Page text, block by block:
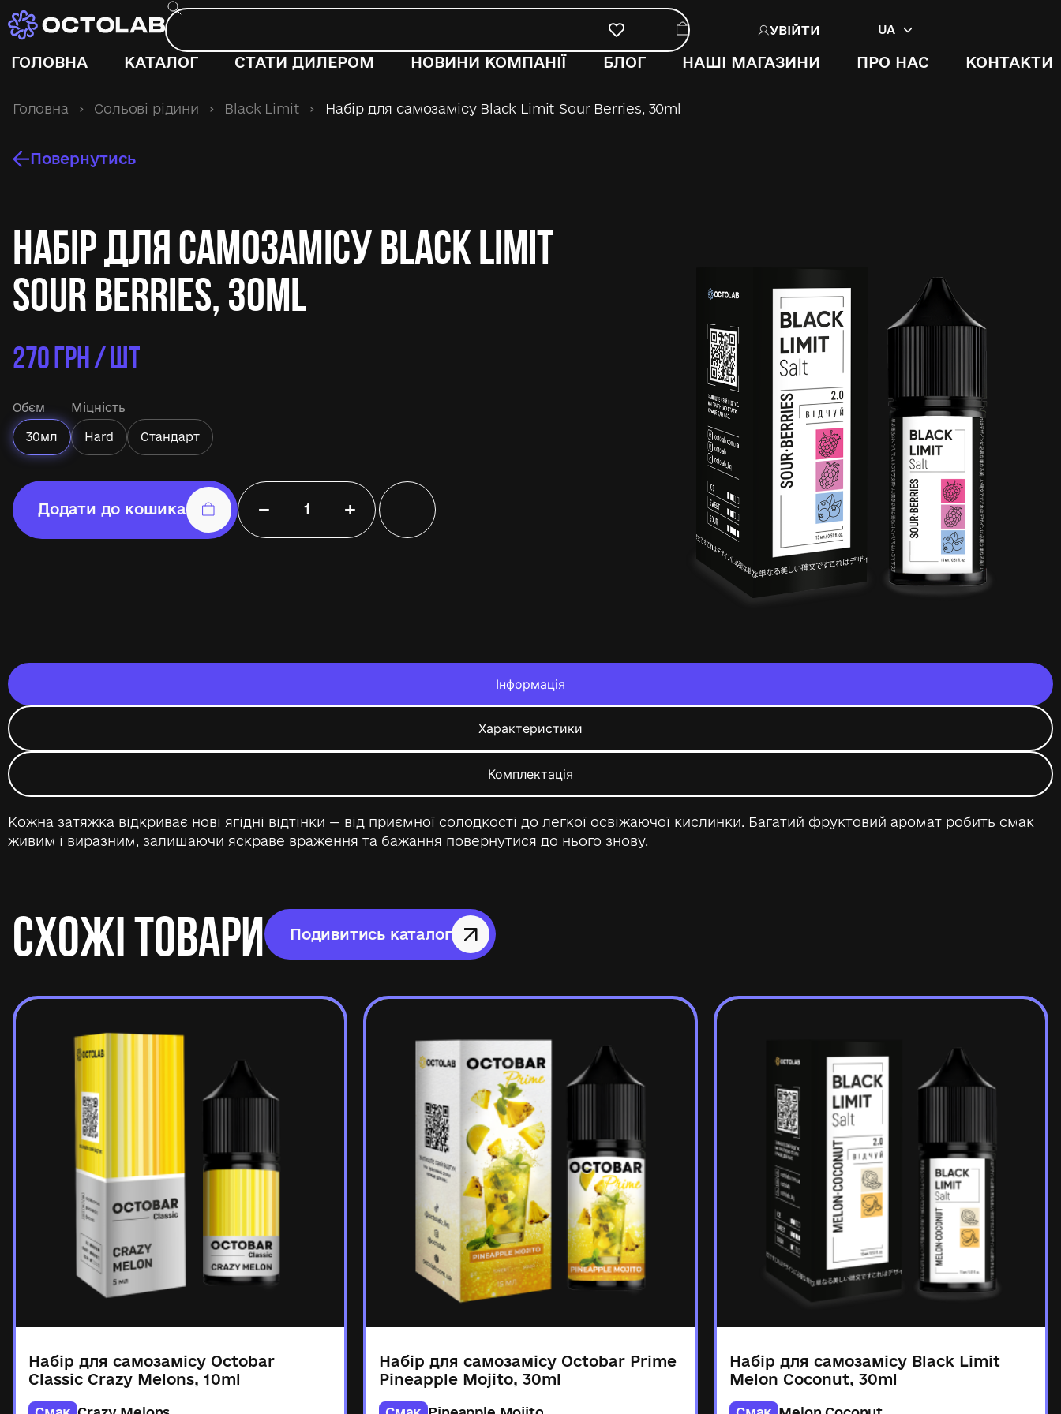
УВІЙТИ UA
ГОЛОВНА КАТАЛОГ СТАТИ ДИЛЕРОМ НОВИНИ КОМПАНІЇ БЛОГ НАШІ МАГАЗИНИ ПРО НАС КОНТАКТИ
Головна › Сольові рідини › Black Limit › Набір для самозамісу Black Limit Sour Berries, 30ml
Повернутись
Набір для самозамісу Black Limit
Sour Berries, 30ml
270ГРН / ШТ
Обєм
30мл
Міцність
Hard Стандарт
− +
Додати до кошика
Інформація
Характеристики
Комплектація
Кожна затяжка відкриває нові ягідні відтінки — від приємної солодкості до легкої освіжаючої кислинки. Багатий фруктовий аромат робить смак
живим і виразним, залишаючи яскраве враження та бажання повернутися до нього знову.
СХОЖІ ТОВАРИ Подивитись каталог
Набір для самозамісу Octobar
Classic Crazy Melons, 10ml
Набір для самозамісу Octobar Prime
Pineapple Mojito, 30ml
Набір для самозамісу Black Limit
Melon Coconut, 30ml